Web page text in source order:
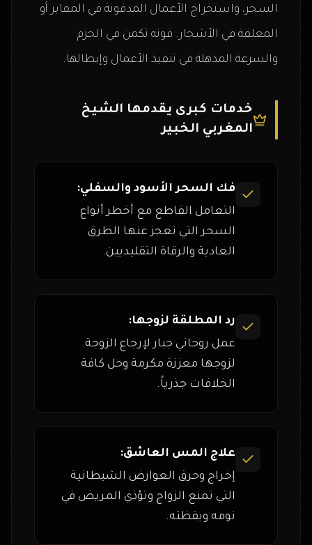
السحر، واستخراج الأعمال المدفونة في المقابر أو
المعلقة في الأشجار. قوته تكمن في الحزم
والسرعة المذهلة في تنفيذ الأعمال وإبطالها.
خدمات كبرى يقدمها الشيخ
المغربي الخبير
فك السحر الأسود والسفلي:
التعامل القاطع مع أخطر أنواع
السحر التي تعجز عنها الطرق
العادية والرقاة التقليديين.
رد المطلقة لزوجها:
عمل روحاني جبار لإرجاع الزوجة
لزوجها معززة مكرمة وحل كافة
الخلافات جذرياً.
علاج المس العاشق:
إخراج وحرق العوارض الشيطانية
التي تمنع الزواج وتؤذي المريض في
نومه ويقظته.